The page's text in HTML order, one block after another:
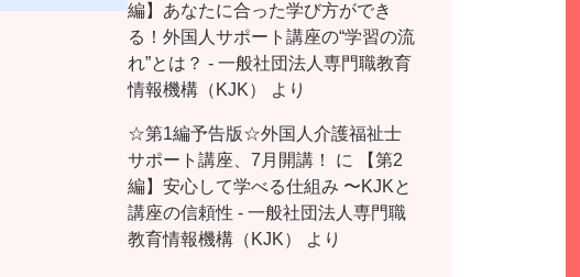
編】あなたに合った学び方ができ
る！外国人サポート講座の“学習の流
れ”とは？ - 一般社団法人専門職教育
情報機構（KJK）
より
☆第1編予告版☆外国人介護福祉士
サポート講座、7月開講！
に
【第2
編】安心して学べる仕組み 〜KJKと
講座の信頼性 - 一般社団法人専門職
教育情報機構（KJK）
より